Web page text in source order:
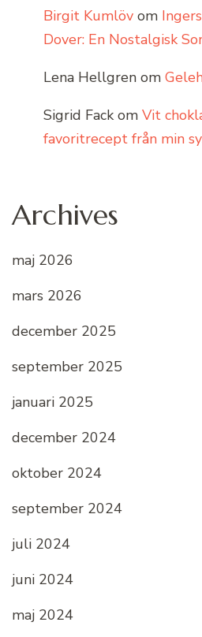
Birgit Kumlöv om
Dover: En Nostalgisk
Lena Hellgren om
Sigrid Fack om Vit
favoritrecept från min
Archives
maj 2026
mars 2026
december 2025
september 2025
januari 2025
december 2024
oktober 2024
september 2024
juli 2024
juni 2024
maj 2024